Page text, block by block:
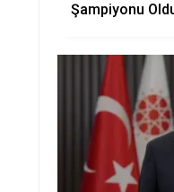
Şampiyonu